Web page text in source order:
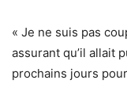
« Je ne suis pas
assurant qu’il allait
prochains jours